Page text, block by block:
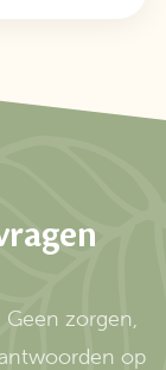
zorgen,
op